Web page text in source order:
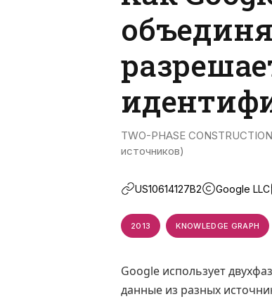
TWO-PHASE
источников)
US10614127B2 Google LLC
2013 KNOWLEDGE GRAPH
Google использует
данные из разных